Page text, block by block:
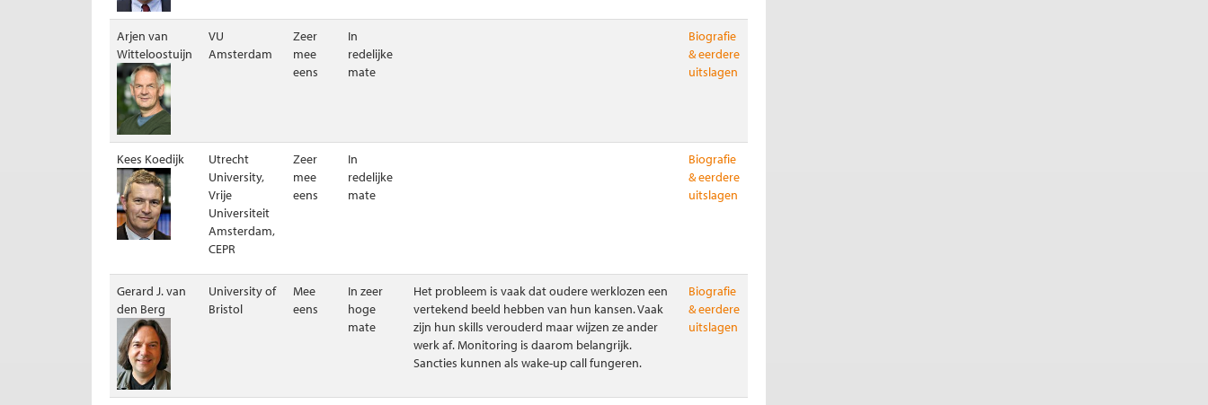
Arjen van
Witteloostuijn
VU
Amsterdam
Zeer
mee
eens
In
redelijke
mate
Biografie
& eerdere
uitslagen
Kees Koedijk
Utrecht
University,
Vrije
Universiteit
Amsterdam,
CEPR
Zeer
mee
eens
In
redelijke
mate
Biografie
& eerdere
uitslagen
Gerard J. van
den Berg
University of
Bristol
Mee
eens
In zeer
hoge
mate
Het probleem is vaak dat oudere werklozen een
vertekend beeld hebben van hun kansen. Vaak
zijn hun skills verouderd maar wijzen ze ander
werk af. Monitoring is daarom belangrijk.
Sancties kunnen als wake-up call fungeren.
Biografie
& eerdere
uitslagen